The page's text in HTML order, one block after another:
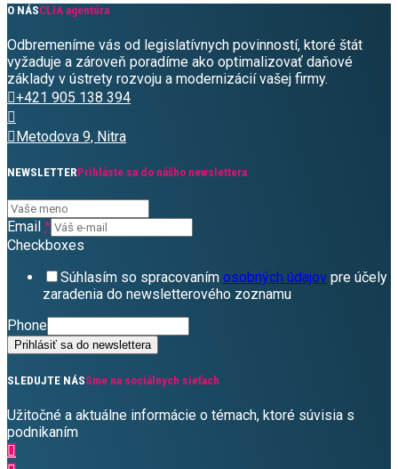
O NÁSCLIA agentúra
Odbremeníme vás od legislatívnych povinností, ktoré štát
vyžaduje a zároveň poradíme ako optimalizovať daňové
základy v ústrety rozvoju a modernizácií vašej firmy.
+421 905 138 394
Metodova 9, Nitra
NEWSLETTERPrihláste sa do nášho newslettera
Email *
Checkboxes
Súhlasím so spracovaním osobných údajov pre účely
zaradenia do newsletterového zoznamu
Phone
Prihlásiť sa do newslettera
SLEDUJTE NÁSSme na sociálnych sieťach
Užitočné a aktuálne informácie o témach, ktoré súvisia s
podnikaním